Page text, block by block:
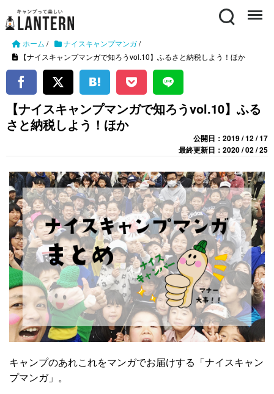
Search Menu
ホーム / ナイスキャンプマンガ/
【ナイスキャンプマンガで知ろうvol.10】ふるさと納税しよう！ほか
【ナイスキャンプマンガで知ろうvol.10】ふる
さと納税しよう！ほか
公開日：2019 / 12 / 17
最終更新日：2020 / 02 / 25
キャンプのあれこれをマンガでお届けする「ナイスキャン
プマンガ」。